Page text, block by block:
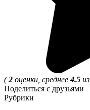
(2 оценки, среднее4.5 из
Поделиться с друзьями
Рубрики